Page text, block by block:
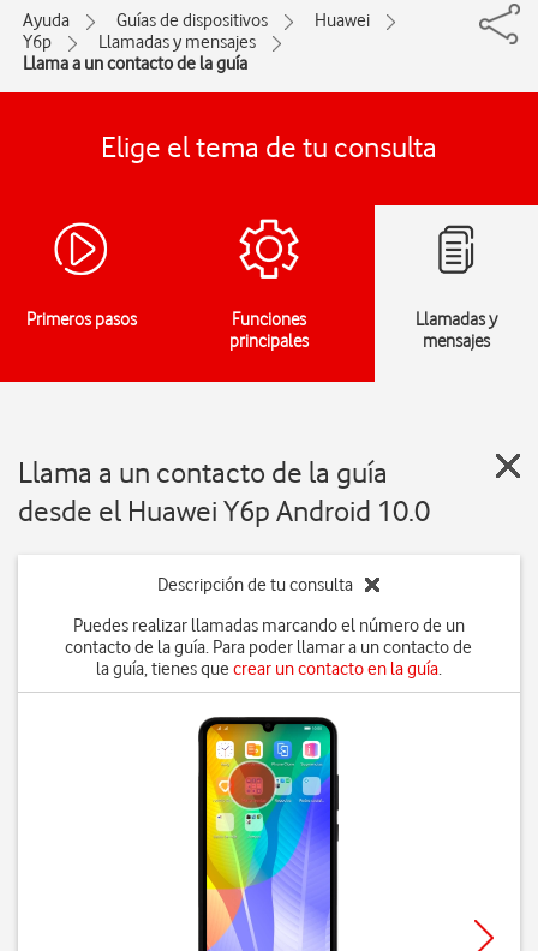
Ayuda Guías de dispositivos
Huawei
Y6p
Llamadas y mensajes
Llama a un contacto de la guía
Elige el tema de tu consulta
Primeros pasos
Funciones
principales
Llamadas y
mensajes
Llama a un contacto de la guía
desde el Huawei Y6p Android 10.0
Descripción de tu consulta
Puedes realizar llamadas marcando el número de un
contacto de la guía. Para poder llamar a un contacto de
la guía, tienes que crear un contacto en la guía.